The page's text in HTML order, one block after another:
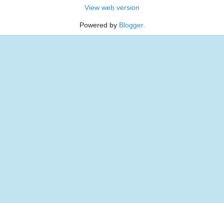
View web version
Powered by Blogger.